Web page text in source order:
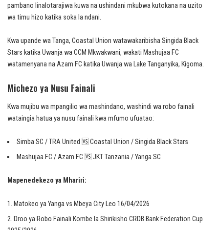
pambano linalotarajiwa kuwa na ushindani mkubwa kutokana na uzito
wa timu hizo katika soka la ndani.
Kwa upande wa Tanga, Coastal Union watawakaribisha Singida Black
Stars katika Uwanja wa CCM Mkwakwani, wakati Mashujaa FC
watamenyana na Azam FC katika Uwanja wa Lake Tanganyika, Kigoma.
Michezo ya Nusu Fainali
Kwa mujibu wa mpangilio wa mashindano, washindi wa robo fainali
wataingia hatua ya nusu fainali kwa mfumo ufuatao:
Simba SC / TRA United 🆚 Coastal Union / Singida Black Stars
Mashujaa FC / Azam FC 🆚 JKT Tanzania / Yanga SC
Mapenedekezo ya Mhariri:
Matokeo ya Yanga vs Mbeya City Leo 16/04/2026
Droo ya Robo Fainali Kombe la Shirikisho CRDB Bank Federation Cup